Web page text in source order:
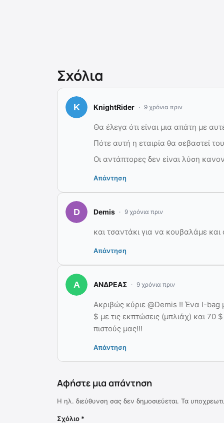
Σχόλια
KnightRider 9 χρόνια πριν
Θα έλεγα ότι είναι μια απάτη με
Πότε αυτή η εταιρία θα σεβαστεί
Οι αντάπτορες δεν είναι λύση
Απάντηση
Demis 9 χρόνια πριν
και τσαντάκι για να κουβαλάμε και
Απάντηση
ΑΝΔΡΕΑΣ 9 χρόνια πριν
Ακριβώς κύριε @Demis !! Ένα I-bag
$ με τις εκπτώσεις (μπλιάχ) και
πιστούς μας!!!
Απάντηση
Αφήστε μια απάντηση
Η ηλ. διεύθυνση σας δεν δημοσιεύεται. Τα
Σχόλιο *